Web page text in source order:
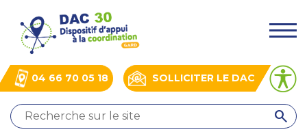
contenu
principal
SOLLICITER LE DAC
04 66 70 05 18
.
QUI